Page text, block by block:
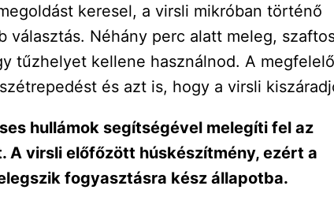
keresel, a virsli mikróban történő
választás. Néhány perc alatt meleg,
tűzhelyet kellene használnod. A megfelelő
és azt is, hogy a virsli
hullámok segítségével melegíti fel az
virsli előfőzött húskészítmény, ezért a
fogyasztásra kész állapotba.